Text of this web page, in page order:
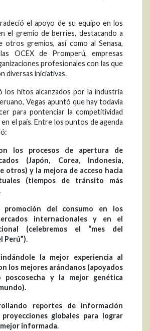
el apoyo de su equipo en los
el gremio de berries, destacando a
otros gremios, así como al Senasa,
OCEX de Promperú, empresas
profesionales con las que
diversas iniciativas.
los hitos alcanzados por la industria
Vegas apuntó que hay todavía
para pontenciar la competitividad
el país. Entre los puntos de agenda
los procesos de apertura de
(Japón, Corea, Indonesia,
otros) y la mejora de acceso hacia
(tiempos de tránsito más
promoción del consumo en los
internacionales y en el
(celebremos el “mes del
Perú”).
la mejor experiencia al
los mejores arándanos (apoyados
poscosecha y la mejor genética
reportes de información
globales para lograr
informada.